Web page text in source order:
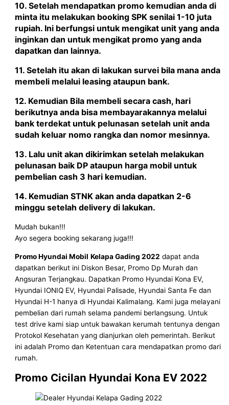
10. Setelah mendapatkan promo kemudian anda di
minta itu melakukan booking SPK senilai 1-10 juta
rupiah. Ini berfungsi untuk mengikat unit yang anda
inginkan dan untuk mengikat promo yang anda
dapatkan dan lainnya.
11. Setelah itu akan di lakukan survei bila mana anda
membeli melalui leasing ataupun bank.
12. Kemudian Bila membeli secara cash, hari
berikutnya anda bisa membayarakannya melalui
bank terdekat untuk pelunasan setelah unit anda
sudah keluar nomo rangka dan nomor mesinnya.
13. Lalu unit akan dikirimkan setelah melakukan
pelunasan baik DP ataupun harga mobil untuk
pembelian cash 3 hari kemudian.
14. Kemudian STNK akan anda dapatkan 2-6
minggu setelah delivery di lakukan.
Mudah bukan!!!
Ayo segera booking sekarang juga!!!
Promo Hyundai Mobil Kelapa Gading2022 dapat anda
dapatkan berikut ini Diskon Besar, Promo Dp Murah dan
Angsuran Terjangkau. Dapatkan Promo Hyundai Kona EV,
Hyundai IONIQ EV, Hyundai Palisade, Hyundai Santa Fe dan
Hyundai H-1 hanya di Hyundai Kalimalang. Kami juga melayani
pembelian dari rumah selama pandemi berlangsung. Untuk
test drive kami siap untuk bawakan kerumah tentunya dengan
Protokol Kesehatan yang dianjurkan oleh pemerintah. Berikut
ini adalah Promo dan Ketentuan cara mendapatkan promo dari
rumah.
Promo Cicilan Hyundai Kona EV 2022